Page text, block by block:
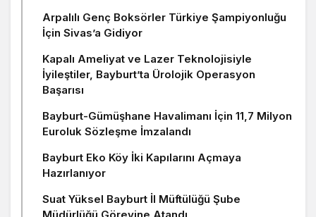
Arpalılı Genç Boksörler Türkiye Şampiyonluğu
İçin Sivas’a Gidiyor
Kapalı Ameliyat ve Lazer Teknolojisiyle
İyileştiler, Bayburt’ta Ürolojik Operasyon
Başarısı
Bayburt-Gümüşhane Havalimanı İçin 11,7 Milyon
Euroluk Sözleşme İmzalandı
Bayburt Eko Köy İki Kapılarını Açmaya
Hazırlanıyor
Suat Yüksel Bayburt İl Müftülüğü Şube